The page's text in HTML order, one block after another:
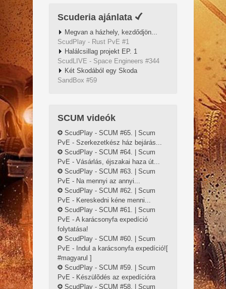
Scuderia ajánlata
Megvan a házhely, kezdődjön...
ScudPlay - Rust PvE #1
Halálcsillag projekt EP. 1
ScudLIVE - Space Engineers #344
Két Skodából egy Skoda
SandBox #59
SCUM videók
ScudPlay - SCUM #65. | Scum
PvE - Szerkezetkész ház bejárás...
ScudPlay - SCUM #64. | Scum
PvE - Vásárlás, éjszakai haza út...
ScudPlay - SCUM #63. | Scum
PvE - Na mennyi az annyi...
ScudPlay - SCUM #62. | Scum
PvE - Kereskedni kéne menni...
ScudPlay - SCUM #61. | Scum
PvE - A karácsonyfa expedíció
folytatása!
ScudPlay - SCUM #60. | Scum
PvE - Indul a karácsonyfa expedíció![
#magyarul ]
ScudPlay - SCUM #59. | Scum
PvE - Készülõdés az expedícióra
ScudPlay - SCUM #58. | Scum